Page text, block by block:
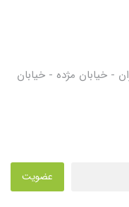
- خیابان مژده - خیابان
عضویت